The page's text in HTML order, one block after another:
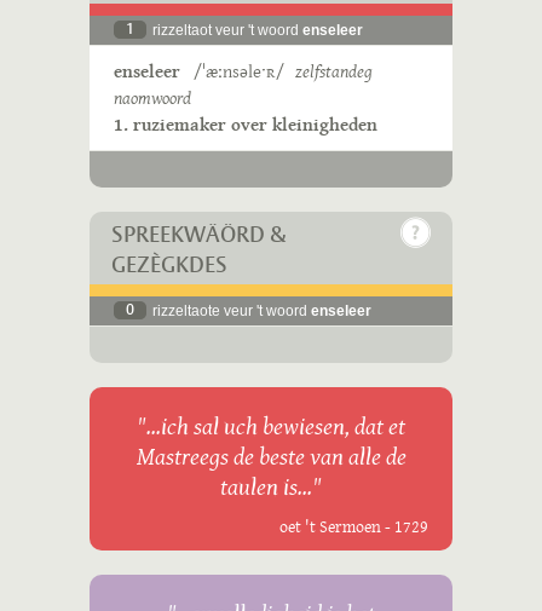
1 rizzeltaot veur 't woord enseleer
enseleer /ˈæːnsəleˑʀ/ zelfstandeg
naomwoord
1. ruziemaker over kleinigheden
SPREEKWÄÖRD &
GEZÈGKDES
0 rizzeltaote veur 't woord enseleer
"...ich sal uch bewiesen, dat et
Mastreegs de beste van alle de
taulen is..."
oet 't Sermoen - 1729